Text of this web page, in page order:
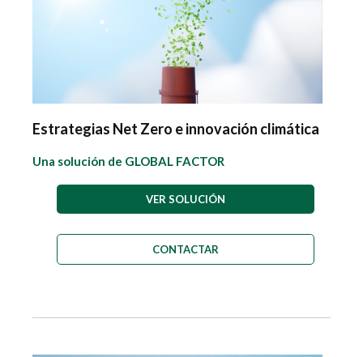
Estrategias Net Zero e innovación climática
Una solución de GLOBAL FACTOR
VER SOLUCIÓN
CONTACTAR